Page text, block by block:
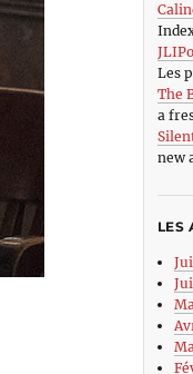
Les
The
a
new
LES